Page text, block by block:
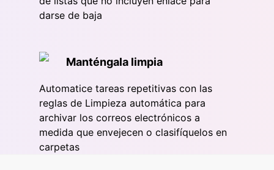
darse de baja
Manténgala limpia
Automatice tareas repetitivas con las
reglas de Limpieza automática para
archivar los correos electrónicos a
medida que envejecen o clasifíquelos en
carpetas